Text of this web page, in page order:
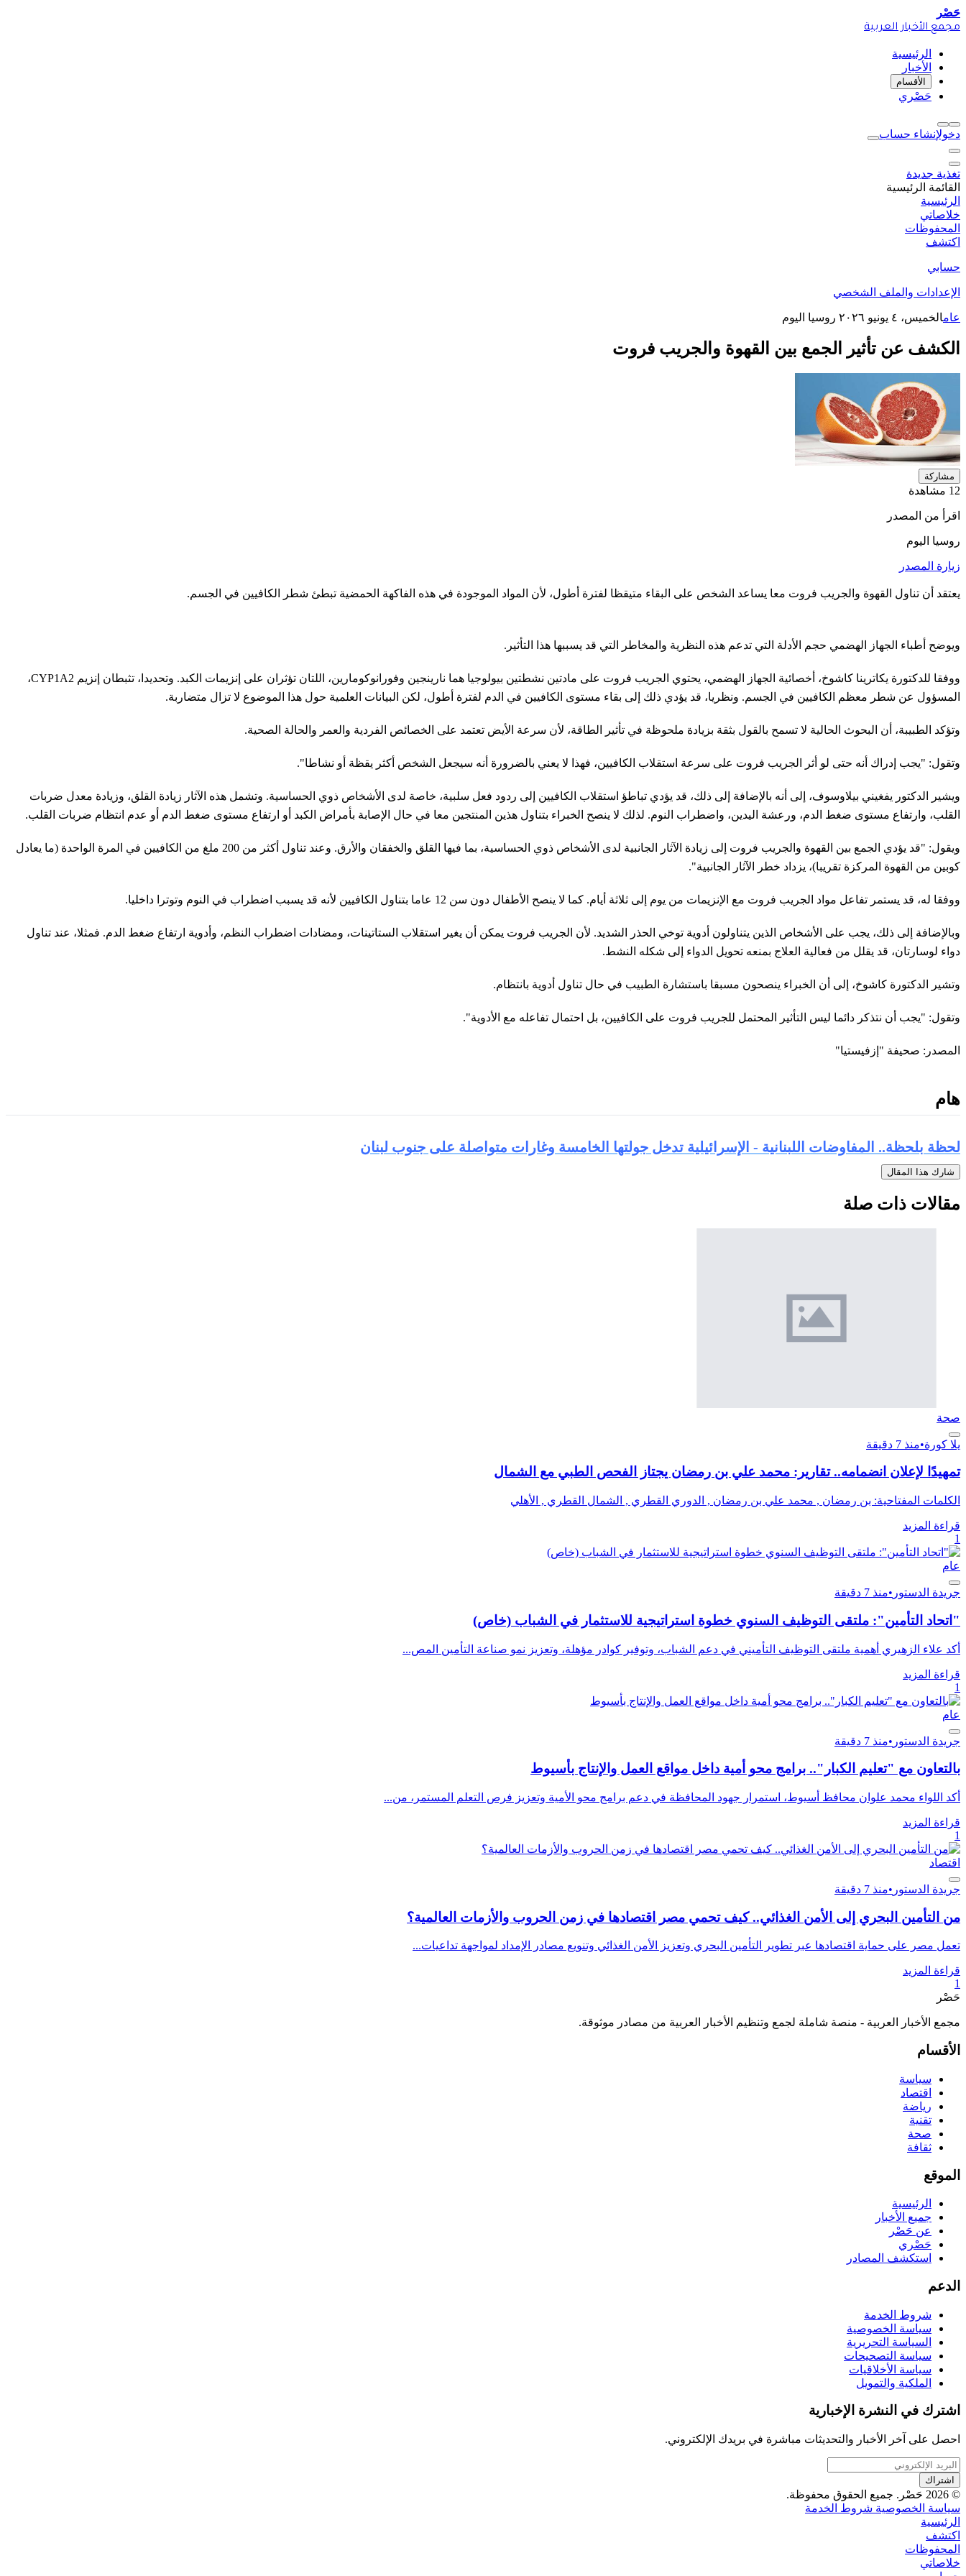
حَصْر
مجمع الأخبار العربية
الرئيسية
الأخبار
الأقسام
حَصْري
دخولإنشاء حساب
تغذية جديدة
القائمة الرئيسية
الرئيسية
خلاصاتي
المحفوظات
اكتشف
حسابي
الإعدادات والملف الشخصي
عامالخميس، ٤ يونيو ٢٠٢٦ روسيا اليوم
الكشف عن تأثير الجمع بين القهوة والجريب فروت
مشاركة
12 مشاهدة
اقرأ من المصدر
روسيا اليوم
زيارة المصدر
يعتقد أن تناول القهوة والجريب فروت معا يساعد الشخص على البقاء متيقظا لفترة أطول، لأن المواد الموجودة في هذه الفاكهة الحمضية تبطئ شطر الكافيين في الجسم.
ويوضح أطباء الجهاز الهضمي حجم الأدلة التي تدعم هذه النظرية والمخاطر التي قد يسببها هذا التأثير.
ووفقا للدكتورة يكاترينا كاشوخ، أخصائية الجهاز الهضمي، يحتوي الجريب فروت على مادتين نشطتين بيولوجيا هما نارينجين وفورانوكومارين، اللتان تؤثران على إنزيمات الكبد. وتحديدا، تثبطان إنزيم CYP1A2،
المسؤول عن شطر معظم الكافيين في الجسم. ونظريا، قد يؤدي ذلك إلى بقاء مستوى الكافيين في الدم لفترة أطول، لكن البيانات العلمية حول هذا الموضوع لا تزال متضاربة.
وتؤكد الطبيبة، أن البحوث الحالية لا تسمح بالقول بثقة بزيادة ملحوظة في تأثير الطاقة، لأن سرعة الأيض تعتمد على الخصائص الفردية والعمر والحالة الصحية.
وتقول: "يجب إدراك أنه حتى لو أثر الجريب فروت على سرعة استقلاب الكافيين، فهذا لا يعني بالضرورة أنه سيجعل الشخص أكثر يقظة أو نشاطا".
ويشير الدكتور يفغيني بيلاوسوف، إلى أنه بالإضافة إلى ذلك، قد يؤدي تباطؤ استقلاب الكافيين إلى ردود فعل سلبية، خاصة لدى الأشخاص ذوي الحساسية. وتشمل هذه الآثار زيادة القلق، وزيادة معدل ضربات
القلب، وارتفاع مستوى ضغط الدم، ورعشة اليدين، واضطراب النوم. لذلك لا ينصح الخبراء بتناول هذين المنتجين معا في حال الإصابة بأمراض الكبد أو ارتفاع مستوى ضغط الدم أو عدم انتظام ضربات القلب.
ويقول: "قد يؤدي الجمع بين القهوة والجريب فروت إلى زيادة الآثار الجانبية لدى الأشخاص ذوي الحساسية، بما فيها القلق والخفقان والأرق. وعند تناول أكثر من 200 ملغ من الكافيين في المرة الواحدة (ما يعادل
كوبين من القهوة المركزة تقريبا)، يزداد خطر الآثار الجانبية".
ووفقا له، قد يستمر تفاعل مواد الجريب فروت مع الإنزيمات من يوم إلى ثلاثة أيام. كما لا ينصح الأطفال دون سن 12 عاما بتناول الكافيين لأنه قد يسبب اضطراب في النوم وتوترا داخليا.
وبالإضافة إلى ذلك، يجب على الأشخاص الذين يتناولون أدوية توخي الحذر الشديد. لأن الجريب فروت يمكن أن يغير استقلاب الستاتينات، ومضادات اضطراب النظم، وأدوية ارتفاع ضغط الدم. فمثلا، عند تناول
دواء لوسارتان، قد يقلل من فعالية العلاج بمنعه تحويل الدواء إلى شكله النشط.
وتشير الدكتورة كاشوخ، إلى أن الخبراء ينصحون مسبقا باستشارة الطبيب في حال تناول أدوية بانتظام.
وتقول: "يجب أن نتذكر دائما ليس التأثير المحتمل للجريب فروت على الكافيين، بل احتمال تفاعله مع الأدوية".
المصدر: صحيفة "إزفيستيا"
هام
لحظة بلحظة.. المفاوضات اللبنانية - الإسرائيلية تدخل جولتها الخامسة وغارات متواصلة على جنوب لبنان
شارك هذا المقال
مقالات ذات صلة
صحة
يلا كورة•منذ 7 دقيقة
تمهيدًا لإعلان انضمامه.. تقارير: محمد علي بن رمضان يجتاز الفحص الطبي مع الشمال
الكلمات المفتاحية: بن رمضان , محمد علي بن رمضان , الدوري القطري , الشمال القطري , الأهلي
قراءة المزيد
1
عام
جريدة الدستور •منذ 7 دقيقة
"اتحاد التأمين": ملتقى التوظيف السنوي خطوة استراتيجية للاستثمار في الشباب (خاص)
أكد علاء الزهيري أهمية ملتقى التوظيف التأميني في دعم الشباب، وتوفير كوادر مؤهلة، وتعزيز نمو صناعة التأمين المص...
قراءة المزيد
1
عام
جريدة الدستور •منذ 7 دقيقة
بالتعاون مع "تعليم الكبار".. برامج محو أمية داخل مواقع العمل والإنتاج بأسيوط
أكد اللواء محمد علوان محافظ أسيوط، استمرار جهود المحافظة في دعم برامج محو الأمية وتعزيز فرص التعلم المستمر، من...
قراءة المزيد
1
اقتصاد
جريدة الدستور •منذ 7 دقيقة
من التأمين البحري إلى الأمن الغذائي.. كيف تحمي مصر اقتصادها في زمن الحروب والأزمات العالمية؟
تعمل مصر على حماية اقتصادها عبر تطوير التأمين البحري وتعزيز الأمن الغذائي وتنويع مصادر الإمداد لمواجهة تداعيات...
قراءة المزيد
1
حَصْر
مجمع الأخبار العربية - منصة شاملة لجمع وتنظيم الأخبار العربية من مصادر موثوقة.
الأقسام
سياسة
اقتصاد
رياضة
تقنية
صحة
ثقافة
الموقع
الرئيسية
جميع الأخبار
عن حَصْر
حَصْري
استكشف المصادر
الدعم
شروط الخدمة
سياسة الخصوصية
السياسة التحريرية
سياسة التصحيحات
سياسة الأخلاقيات
الملكية والتمويل
اشترك في النشرة الإخبارية
احصل على آخر الأخبار والتحديثات مباشرة في بريدك الإلكتروني.
اشتراك
© 2026 حَصْر. جميع الحقوق محفوظة.
سياسة الخصوصية شروط الخدمة
الرئيسية
اكتشف
المحفوظات
خلاصاتي